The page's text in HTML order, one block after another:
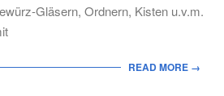
Gläsern, Ordnern, Kisten u.v.m.
READ MORE →